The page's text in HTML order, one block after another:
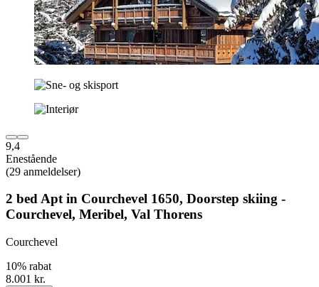
9,4
Enestående
(29 anmeldelser)
2 bed Apt in Courchevel 1650, Doorstep skiing -
Courchevel, Meribel, Val Thorens
Courchevel
10% rabat
8.001 kr.